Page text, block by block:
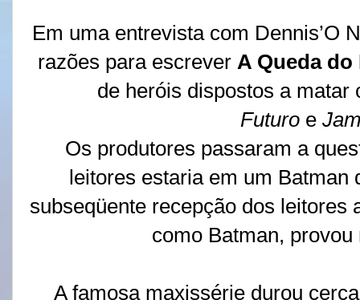
Em uma entrevista com Dennis’O
razões para escrever A Queda
de heróis dispostos a matar
Futuroe
Os produtores passaram a
leitores estaria em um Batman
subseqüente recepção dos leitores
como Batman,
A famosa maxissérie durou